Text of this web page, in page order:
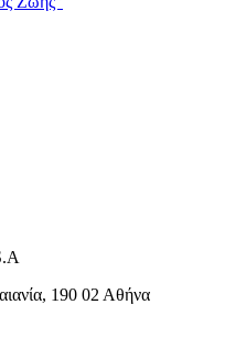
190 02 Αθήνα